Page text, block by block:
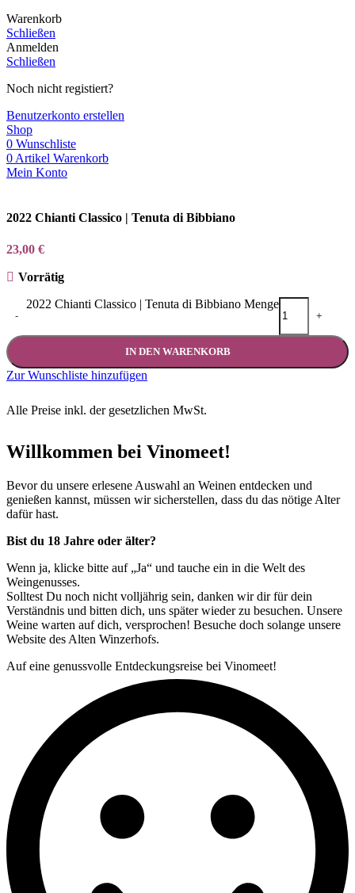
Warenkorb
Schließen
Anmelden
Schließen
Noch nicht registiert?
Benutzerkonto erstellen
Shop
0 Wunschliste
0 Artikel Warenkorb
Mein Konto
2022 Chianti Classico | Tenuta di Bibbiano
23,00 €
Vorrätig
-
2022 Chianti Classico | Tenuta di Bibbiano Menge
+
IN DEN WARENKORB
Zur Wunschliste hinzufügen
Alle Preise inkl. der gesetzlichen MwSt.
Willkommen bei Vinomeet!
Bevor du unsere erlesene Auswahl an Weinen entdecken und
genießen kannst, müssen wir sicherstellen, dass du das nötige Alter
dafür hast.
Bist du 18 Jahre oder älter?
Wenn ja, klicke bitte auf „Ja“ und tauche ein in die Welt des
Weingenusses.
Solltest Du noch nicht volljährig sein, danken wir dir für dein
Verständnis und bitten dich, uns später wieder zu besuchen. Unsere
Weine warten auf dich, versprochen! Besuche doch solange unsere
Website des Alten Winzerhofs.
Auf eine genussvolle Entdeckungsreise bei Vinomeet!